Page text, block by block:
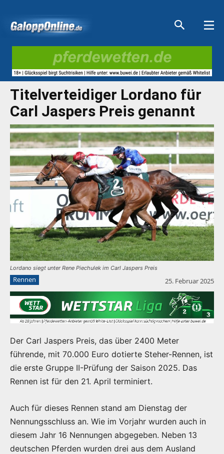
Titelverteidiger Lordano für
Carl Jaspers Preis genannt
Lordano siegt unter Rene Piechulek im Carl Jaspers Preis
Rennen 25. Februar 2025
Der Carl Jaspers Preis, das über 2400 Meter
führende, mit 70.000 Euro dotierte Steher-Rennen, ist
die erste Gruppe II-Prüfung der Saison 2025. Das
Rennen ist für den 21. April terminiert.
Auch für dieses Rennen stand am Dienstag der
Nennungsschluss an. Wie im Vorjahr wurden auch in
diesem Jahr 16 Nennungen abgegeben. Neben 13
deutschen Pferden wurden drei aus dem Ausland